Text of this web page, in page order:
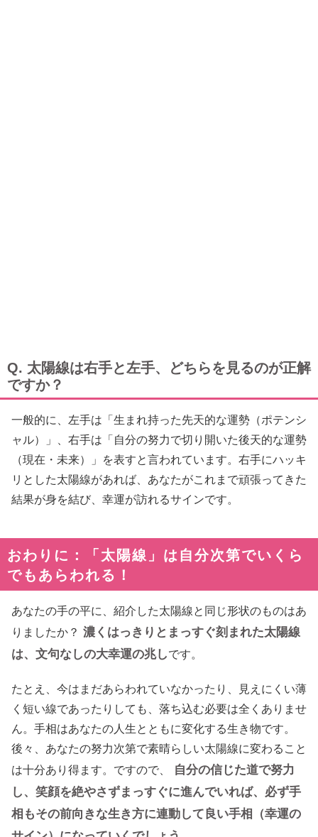
Q. 太陽線は右手と左手、どちらを見るのが正解
ですか？
一般的に、左手は「生まれ持った先天的な運勢（ポテンシ
ャル）」、右手は「自分の努力で切り開いた後天的な運勢
（現在・未来）」を表すと言われています。右手にハッキ
リとした太陽線があれば、あなたがこれまで頑張ってきた
結果が身を結び、幸運が訪れるサインです。
おわりに：「太陽線」は自分次第でいくら
でもあらわれる！
あなたの手の平に、紹介した太陽線と同じ形状のものはあ
りましたか？ 濃くはっきりとまっすぐ刻まれた太陽線
は、文句なしの大幸運の兆しです。
たとえ、今はまだあらわれていなかったり、見えにくい薄
く短い線であったりしても、落ち込む必要は全くありませ
ん。手相はあなたの人生とともに変化する生き物です。
後々、あなたの努力次第で素晴らしい太陽線に変わること
は十分あり得ます。ですので、
自分の信じた道で努力
し、笑顔を絶やさずまっすぐに進んでいれば、必ず手
相もその前向きな生き方に連動して良い手相（幸運の